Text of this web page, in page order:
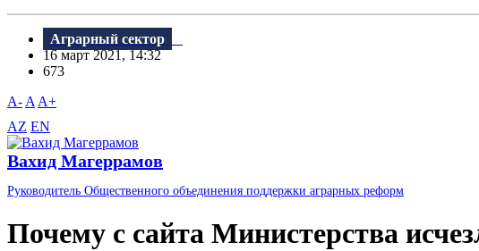
Аграрный сектор
16 март 2021, 14:32
673
A- A A+
AZ EN
Вахид Магеррамов
Руководитель Общественного объединения поддержки аграрных реформ
Почему с сайта Министерства